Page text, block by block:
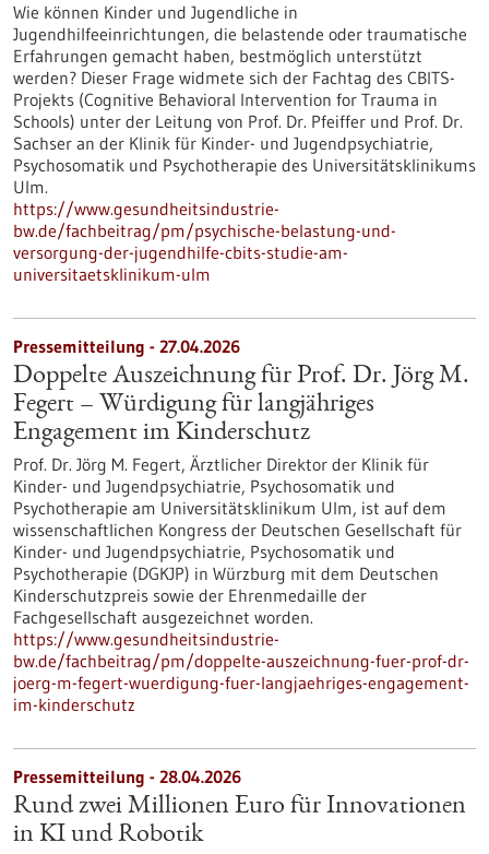
Wie können Kinder und Jugendliche in
Jugendhilfeeinrichtungen, die belastende oder traumatische
Erfahrungen gemacht haben, bestmöglich unterstützt
werden? Dieser Frage widmete sich der Fachtag des CBITS-​
Projekts (Cognitive Behavioral Intervention for Trauma in
Schools) unter der Leitung von Prof. Dr. Pfeiffer und Prof. Dr.
Sachser an der Klinik für Kinder-​ und Jugendpsychiatrie,
Psychosomatik und Psychotherapie des Universitätsklinikums
Ulm.
https://www.gesundheitsindustrie-
bw.de/fachbeitrag/pm/psychische-belastung-und-
versorgung-der-jugendhilfe-cbits-studie-am-
universitaetsklinikum-ulm
Pressemitteilung - 27.04.2026
Doppelte Auszeichnung für Prof. Dr. Jörg M.
Fegert – Würdigung für langjähriges
Engagement im Kinderschutz
Prof. Dr. Jörg M. Fegert, Ärztlicher Direktor der Klinik für
Kinder-​ und Jugendpsychiatrie, Psychosomatik und
Psychotherapie am Universitätsklinikum Ulm, ist auf dem
wissenschaftlichen Kongress der Deutschen Gesellschaft für
Kinder-​ und Jugendpsychiatrie, Psychosomatik und
Psychotherapie (DGKJP) in Würzburg mit dem Deutschen
Kinderschutzpreis sowie der Ehrenmedaille der
Fachgesellschaft ausgezeichnet worden.
https://www.gesundheitsindustrie-
bw.de/fachbeitrag/pm/doppelte-auszeichnung-fuer-prof-dr-
joerg-m-fegert-wuerdigung-fuer-langjaehriges-engagement-
im-kinderschutz
Pressemitteilung - 28.04.2026
Rund zwei Millionen Euro für Innovationen
in KI und Robotik